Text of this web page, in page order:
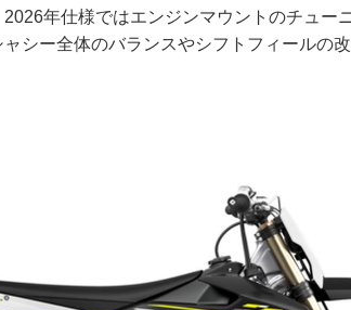
年仕様ではエンジンマウントのチュー
シー全体のバランスやシフトフィールの